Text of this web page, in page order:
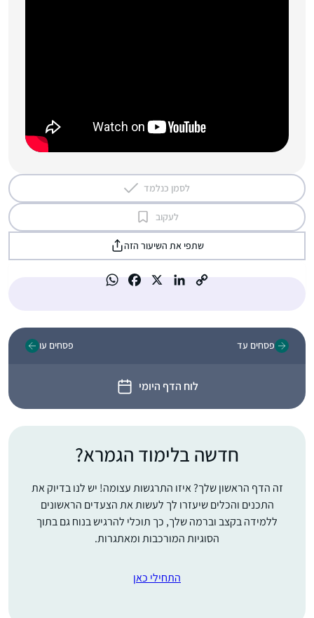
לסמן כנלמד
לעקוב
שתפי את השיעור הזה
פסחים עד
לוח הדף היומי
פסחים עו
חדשה בלימוד הגמרא?
זה הדף הראשון שלך? איזו התרגשות עצומה! יש לנו בדיוק את
התכנים והכלים שיעזרו לך לעשות את הצעדים הראשונים
ללמידה בקצב וברמה שלך, כך תוכלי להרגיש בנוח גם בתוך
הסוגיות המורכבות ומאתגרות.
התחילי כאן